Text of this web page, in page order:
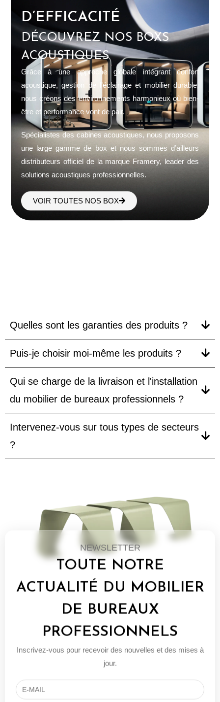
D’EFFICACITÉ
DÉCOUVREZ NOS BOXS
ACOUSTIQUES
Grâce à une approche globale intégrant confort
acoustique, gestion de l’éclairage et mobilier durable,
nous créons des environnements harmonieux où bien-
être et performance vont de pair.
Spécialistes des cabines acoustiques, nous proposons
une large gamme de box et nous sommes d’ailleurs
distributeurs officiel de la marque Framery, leader des
solutions acoustiques professionnelles.
VOIR TOUTES NOS BOX
Quelles sont les garanties des produits ?
Puis-je choisir moi-même les produits ?
Qui se charge de la livraison et l'installation
du mobilier de bureaux professionnels ?
Intervenez-vous sur tous types de secteurs
?
NEWSLETTER
TOUTE NOTRE
ACTUALITÉ DU MOBILIER
DE BUREAUX
PROFESSIONNELS
Inscrivez-vous pour recevoir des nouvelles et des mises à
jour.